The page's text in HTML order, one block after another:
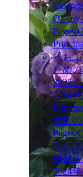
Oh-
Pages
「ち
ため
2025
AI時代
最近
Pages
久し
機械
2024